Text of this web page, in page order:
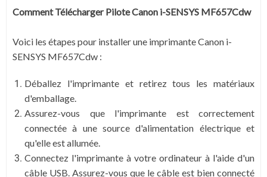
Comment Télécharger Pilote Canon i-SENSYS MF657Cdw
Voici les étapes pour installer une imprimante Canon i-
SENSYS MF657Cdw :
Déballez l'imprimante et retirez tous les matériaux
d'emballage.
Assurez-vous que l'imprimante est correctement
connectée à une source d'alimentation électrique et
qu'elle est allumée.
Connectez l'imprimante à votre ordinateur à l'aide d'un
câble USB. Assurez-vous que le câble est bien connecté